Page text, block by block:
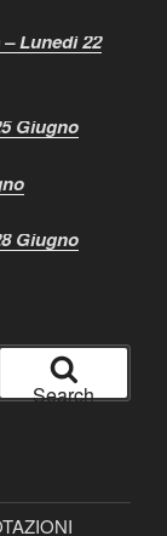
Lunedì 22
Giugno
Giugno
Search